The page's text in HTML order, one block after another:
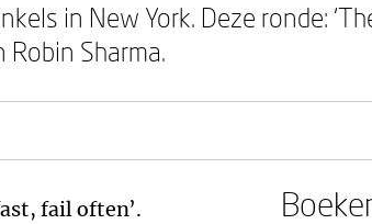
in New York. Deze ronde:
Robin Sharma.
fail often’.